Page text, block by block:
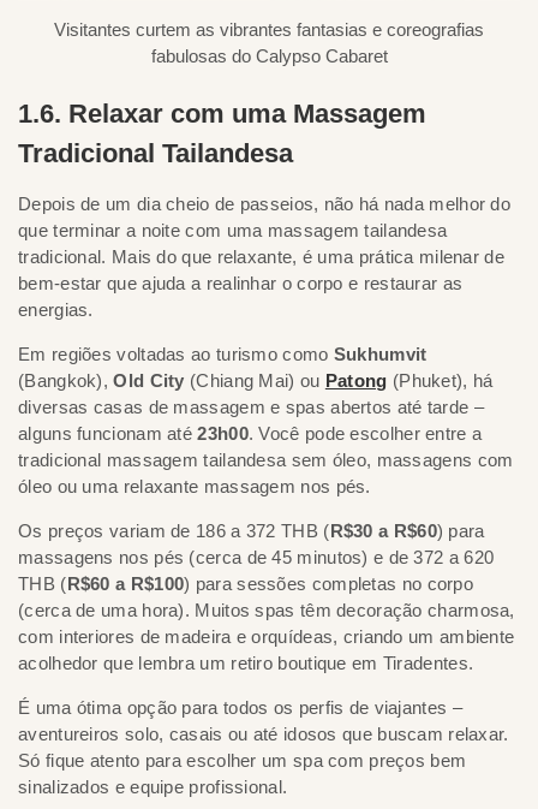
Visitantes curtem as vibrantes fantasias e coreografias
fabulosas do Calypso Cabaret
1.6. Relaxar com uma Massagem
Tradicional Tailandesa
Depois de um dia cheio de passeios, não há nada melhor do
que terminar a noite com uma massagem tailandesa
tradicional. Mais do que relaxante, é uma prática milenar de
bem-estar que ajuda a realinhar o corpo e restaurar as
energias.
Em regiões voltadas ao turismo como Sukhumvit
(Bangkok),Old City (Chiang Mai) ou Patong (Phuket), há
diversas casas de massagem e spas abertos até tarde –
alguns funcionam até23h00. Você pode escolher entre a
tradicional massagem tailandesa sem óleo, massagens com
óleo ou uma relaxante massagem nos pés.
Os preços variam de 186 a 372 THB (R$30 a R$60) para
massagens nos pés (cerca de 45 minutos) e de 372 a 620
THB (R$60 a R$100) para sessões completas no corpo
(cerca de uma hora). Muitos spas têm decoração charmosa,
com interiores de madeira e orquídeas, criando um ambiente
acolhedor que lembra um retiro boutique em Tiradentes.
É uma ótima opção para todos os perfis de viajantes –
aventureiros solo, casais ou até idosos que buscam relaxar.
Só fique atento para escolher um spa com preços bem
sinalizados e equipe profissional.